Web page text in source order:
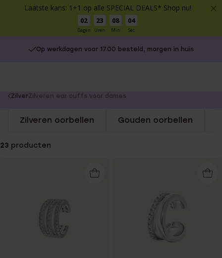
Laatste kans: 1+1 op alle SPECIAL DEALS* Shop nu!
02
Dagen
23
Uren
08
Min
04
Sec
Op werkdagen voor 17.00 besteld, morgen in huis
You
here:
ZilverZilveren ear cuffs voor dames
Zilveren oorbellen Gouden oorbellen
23 producten